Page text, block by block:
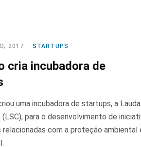
STARTUPS
2017
cria incubadora de
uma incubadora de startups, a
(LSC), para o desenvolvimento de
relacionadas com a proteção ambiental